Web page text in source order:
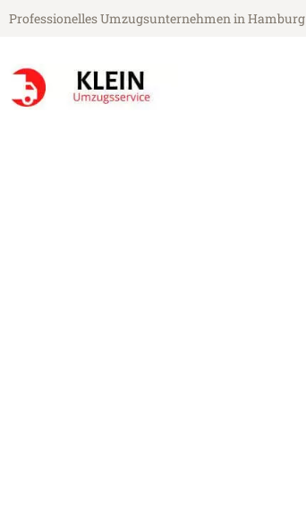
Professionelles Umzugsunternehmen in Hamburg